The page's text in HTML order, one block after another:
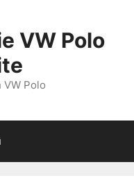
VW Polo
Polo